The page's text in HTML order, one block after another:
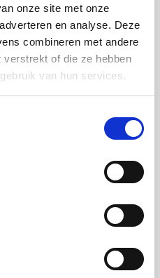
onze site met onze
en analyse. Deze
combineren met andere
verstrekt of die ze hebben
van hun services.
met de geraspte
in een pan op de